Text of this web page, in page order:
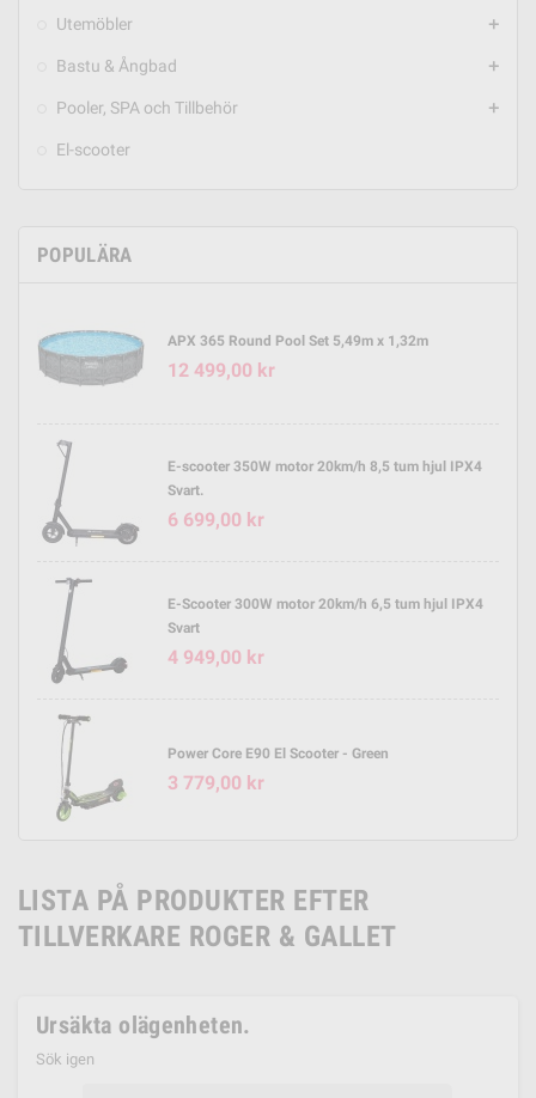
Utemöbler add
Bastu & Ångbad add
Pooler, SPA och Tillbehör add
El-scooter
POPULÄRA
APX 365 Round Pool Set 5,49m x 1,32m
12 499,00 kr
E-scooter 350W motor 20km/h 8,5 tum hjul IPX4
Svart.
6 699,00 kr
E-Scooter 300W motor 20km/h 6,5 tum hjul IPX4
Svart
4 949,00 kr
Power Core E90 El Scooter - Green
3 779,00 kr
LISTA PÅ PRODUKTER EFTER
TILLVERKARE ROGER & GALLET
Ursäkta olägenheten.
Sök igen